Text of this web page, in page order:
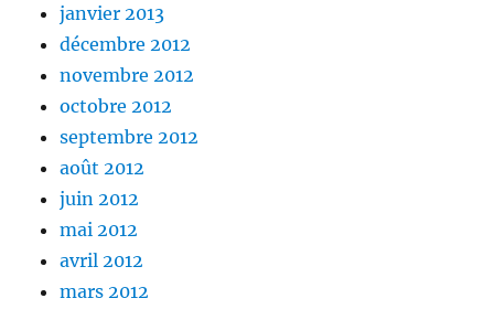
janvier 2013
décembre 2012
novembre 2012
octobre 2012
septembre 2012
août 2012
juin 2012
mai 2012
avril 2012
mars 2012